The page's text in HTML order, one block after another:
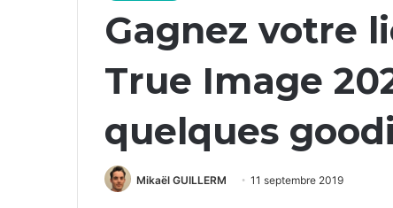
Gagnez votre
True Image
quelques
Mikaël GUILLERM 11 septembre 2019